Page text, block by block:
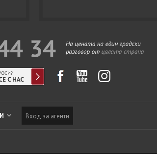
Вход за агенти